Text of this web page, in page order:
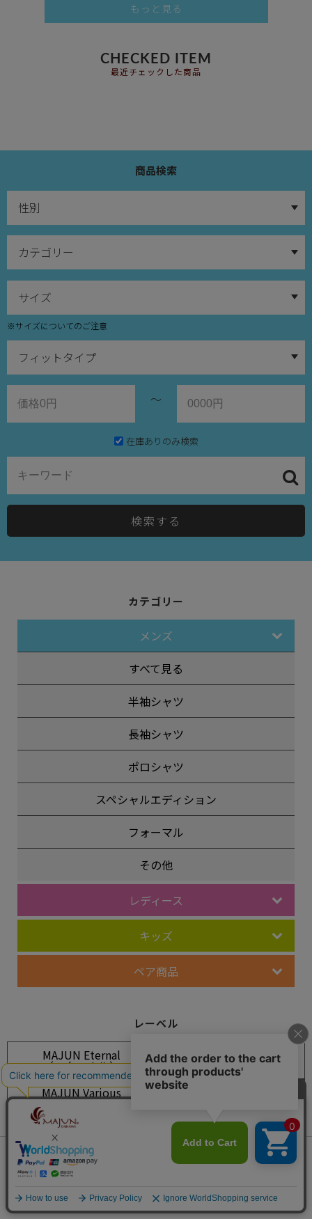
もっと見る
CHECKED ITEM
最近チェックした商品
商品検索
※サイズについてのご注意
～
在庫ありのみ検索
検索する
カテゴリー
メンズ
すべて見る
半袖シャツ
長袖シャツ
ポロシャツ
スペシャルエディション
フォーマル
その他
レディース
キッズ
ペア商品
レーベル
MAJUN Eternal
（エターナル）
MAJUN Grasis
（グレイシス）
MAJUN Various
（ヴァリアス）
MAJUN OKINAWA
（オキナワ）
OCEAN BLUE
（オーシャンブルー）
LEAF GREEN
（リーフグリーン）
FLOWER RED
SHISA WEAR
OUTLET
会員は468ポイント付与！
¥9,350税込